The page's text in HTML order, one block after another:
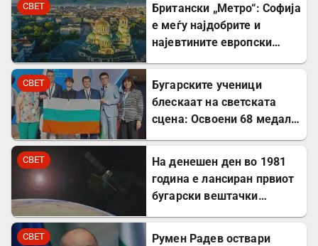
СВЕТ
Британски „Метро“: Софија
е меѓу најдобрите и
најевтините европски
СВЕТ
Бугарските ученици
блескаат на светската
сцена: Освоени 68 медали
година
СВЕТ
На денешен ден во 1981
година е лансиран првиот
бугарски вештачки
СВЕТ
Румен Радев оствари